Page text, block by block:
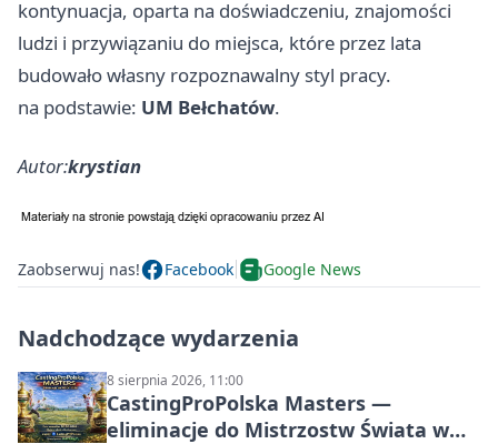
kontynuacja, oparta na doświadczeniu, znajomości
ludzi i przywiązaniu do miejsca, które przez lata
budowało własny rozpoznawalny styl pracy.
na podstawie: UM Bełchatów.
Autor:krystian
Zaobserwuj nas! Facebook Google News
Nadchodzące wydarzenia
8 sierpnia 2026, 11:00
CastingProPolska Masters —
eliminacje do Mistrzostw Świata w